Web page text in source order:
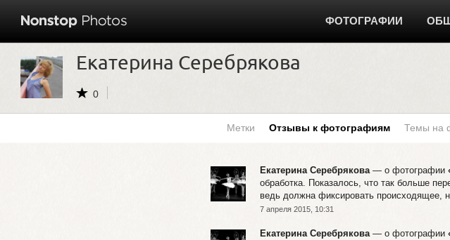
ФОТОГРАФИИ
Екатерина Серебрякова
0
Метки Отзывы к фотографиям Темы на
Екатерина Серебрякова— о фотографии
обработка. Показалось, что так больше
ведь должна фиксировать происходящее,
7 апреля 2015, 10:31
Екатерина Серебрякова— о фотографии